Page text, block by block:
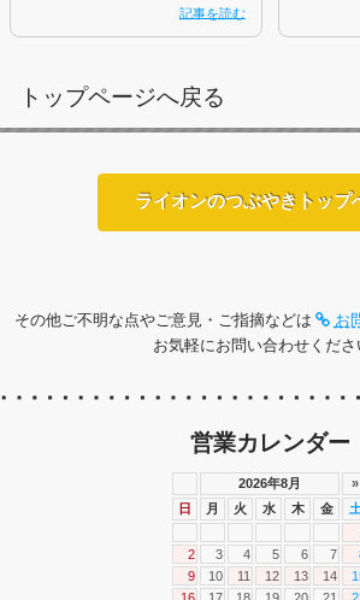
記事を読む
トップページへ戻る
ライオンのつぶやきトップ
その他ご不明な点やご意見・ご指摘などは お
お気軽にお問い合わせくださ
営業カレンダー